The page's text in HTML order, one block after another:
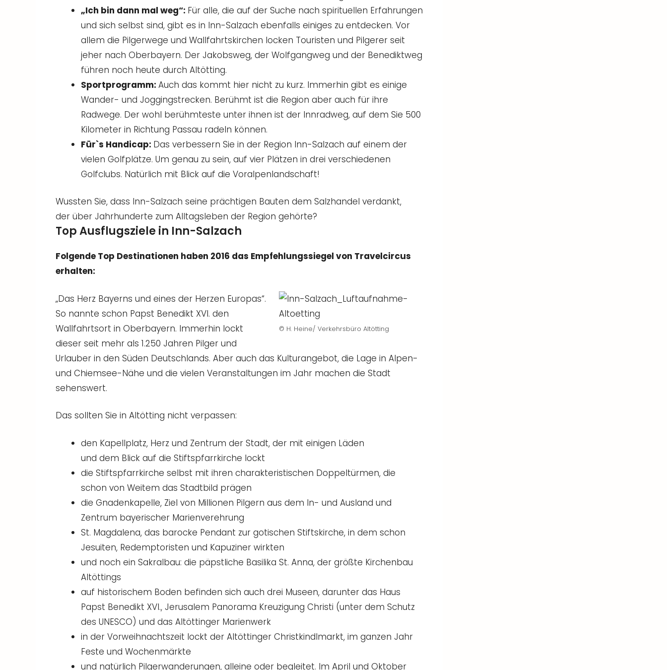
„Ich bin dann mal weg“: Für alle, die auf der Suche nach spirituellen Erfahrungen
und sich selbst sind, gibt es in Inn-Salzach ebenfalls einiges zu entdecken. Vor
allem die Pilgerwege und Wallfahrtskirchen locken Touristen und Pilgerer seit
jeher nach Oberbayern. Der Jakobsweg, der Wolfgangweg und der Benediktweg
führen noch heute durch Altötting.
Sportprogramm: Auch das kommt hier nicht zu kurz. Immerhin gibt es einige
Wander- und Joggingstrecken. Berühmt ist die Region aber auch für ihre
Radwege. Der wohl berühmteste unter ihnen ist der Innradweg, auf dem Sie 500
Kilometer in Richtung Passau radeln können.
Für`s Handicap: Das verbessern Sie in der Region Inn-Salzach auf einem der
vielen Golfplätze. Um genau zu sein, auf vier Plätzen in drei verschiedenen
Golfclubs. Natürlich mit Blick auf die Voralpenlandschaft!
Wussten Sie, dass Inn-Salzach seine prächtigen Bauten dem Salzhandel verdankt,
der über Jahrhunderte zum Alltagsleben der Region gehörte?
Top Ausflugsziele in Inn-Salzach
Folgende Top Destinationen haben 2016 das Empfehlungssiegel von Travelcircus
erhalten:
© H. Heine/ Verkehrsbüro Altötting
„Das Herz Bayerns und eines der Herzen Europas“.
So nannte schon Papst Benedikt XVI. den
Wallfahrtsort in Oberbayern. Immerhin lockt
dieser seit mehr als 1.250 Jahren Pilger und
Urlauber in den Süden Deutschlands. Aber auch das Kulturangebot, die Lage in Alpen-
und Chiemsee-Nähe und die vielen Veranstaltungen im Jahr machen die Stadt
sehenswert.
Das sollten Sie in Altötting nicht verpassen:
den Kapellplatz, Herz und Zentrum der Stadt, der mit einigen Läden
und dem Blick auf die Stiftspfarrkirche lockt
die Stiftspfarrkirche selbst mit ihren charakteristischen Doppeltürmen, die
schon von Weitem das Stadtbild prägen
die Gnadenkapelle, Ziel von Millionen Pilgern aus dem In- und Ausland und
Zentrum bayerischer Marienverehrung
St. Magdalena, das barocke Pendant zur gotischen Stiftskirche, in dem schon
Jesuiten, Redemptoristen und Kapuziner wirkten
und noch ein Sakralbau: die päpstliche Basilika St. Anna, der größte Kirchenbau
Altöttings
auf historischem Boden befinden sich auch drei Museen, darunter das Haus
Papst Benedikt XVI., Jerusalem Panorama Kreuzigung Christi (unter dem Schutz
des UNESCO) und das Altöttinger Marienwerk
in der Vorweihnachtszeit lockt der Altöttinger Christkindlmarkt, im ganzen Jahr
Feste und Wochenmärkte
und natürlich Pilgerwanderungen, alleine oder begleitet. Im April und Oktober